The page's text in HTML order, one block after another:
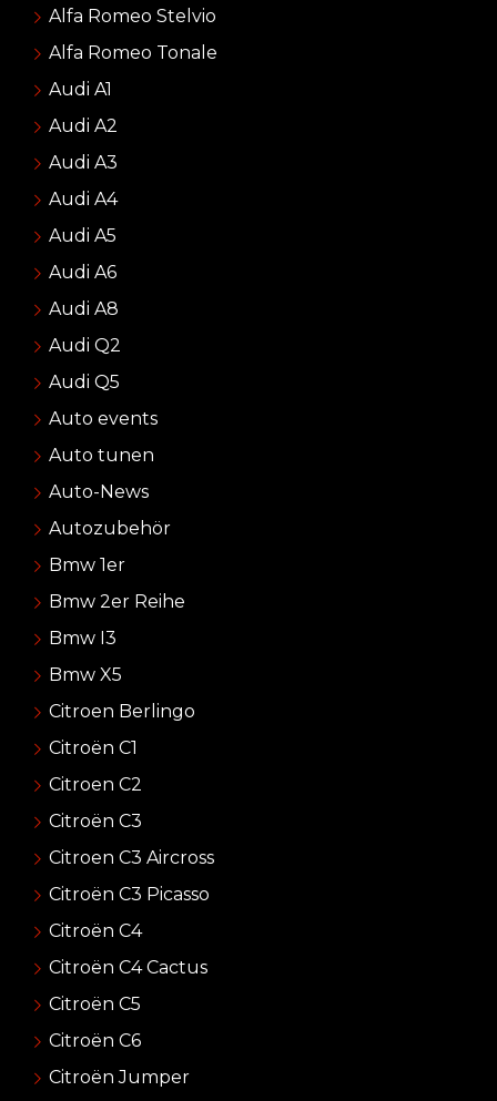
Alfa Romeo Stelvio
Alfa Romeo Tonale
Audi A1
Audi A2
Audi A3
Audi A4
Audi A5
Audi A6
Audi A8
Audi Q2
Audi Q5
Auto events
Auto tunen
Auto-News
Autozubehör
Bmw 1er
Bmw 2er Reihe
Bmw I3
Bmw X5
Citroen Berlingo
Citroën C1
Citroen C2
Citroën C3
Citroen C3 Aircross
Citroën C3 Picasso
Citroën C4
Citroën C4 Cactus
Citroën C5
Citroën C6
Citroën Jumper